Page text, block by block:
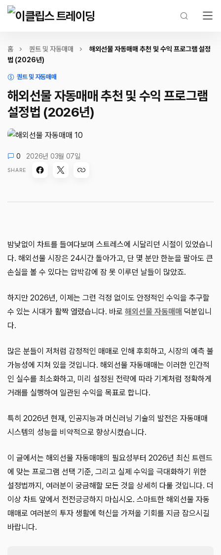
홈 퀀트 및 자동매매
해외선물 자동매매 추천 및 수익 프로그램 설정
법 (2026년)
퀀트 및 자동매매
해외선물 자동매매 추천 및 수익 프로그램
설정법 (2026년)
0 2026년 03월 07일
SHARE
밤낮없이 차트를 들여다보며 스트레스에 시달리던 시절이 있었습니
다. 해외선물 시장은 24시간 돌아가고, 단 몇 분만 한눈을 팔아도 큰
손실을 볼 수 있다는 압박감에 잠 못 이루던 날들이 많았죠.
하지만 2026년, 이제는 그런 걱정 없이도 안정적인 수익을 추구할
수 있는 시대가 활짝 열렸습니다. 바로 해외선물 자동매매 덕분입니
다.
많은 분들이 저처럼 감정적인 매매로 인해 후회하고, 시장의 예측 불
가능성에 지쳐 있을 것입니다. 해외선물 자동매매는 이러한 인간적
인 실수를 최소화하고, 미리 설정된 전략에 따라 기계처럼 정확하게
거래를 실행하여 일관된 수익을 목표로 합니다.
특히 2026년 현재, 인공지능과 머신러닝 기술의 발전은 자동매매
시스템의 성능을 비약적으로 향상시켰습니다.
이 글에서는 해외선물 자동매매의 필요성부터 2026년 최신 트렌드
에 맞는 프로그램 선택 기준, 그리고 실제 수익을 극대화하기 위한
설정법까지, 여러분이 궁금해할 모든 것을 상세히 다룰 것입니다. 더
이상 차트 앞에서 전전긍긍하지 마십시오. 스마트한 해외선물 자동
매매로 여러분의 투자 생활에 혁신을 가져올 기회를 지금 잡으시길
바랍니다.